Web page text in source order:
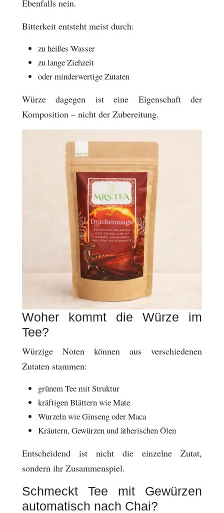
Ebenfalls nein.
Bitterkeit entsteht meist durch:
zu heißes Wasser
zu lange Ziehzeit
oder minderwertige Zutaten
Würze dagegen ist eine Eigenschaft der
Komposition – nicht der Zubereitung.
Woher kommt die Würze im
Tee?
Würzige Noten können aus verschiedenen
Zutaten stammen:
grünem Tee mit Struktur
kräftigen Blättern wie Mate
Wurzeln wie Ginseng oder Maca
Kräutern, Gewürzen und ätherischen Ölen
Entscheidend ist nicht die einzelne Zutat,
sondern ihr Zusammenspiel.
Schmeckt Tee mit Gewürzen
automatisch nach Chai?